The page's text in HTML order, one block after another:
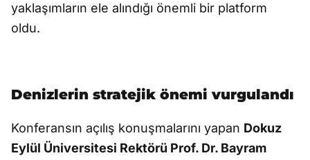
yaklaşımların ele alındığı önemli bir platform
oldu.
Denizlerin stratejik önemi vurgulandı
Konferansın açılış konuşmalarını yapan Dokuz
Eylül Üniversitesi Rektörü Prof. Dr. Bayram